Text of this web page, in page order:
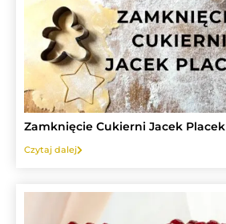
Zamknięcie Cukierni Jacek Placek
Czytaj dalej